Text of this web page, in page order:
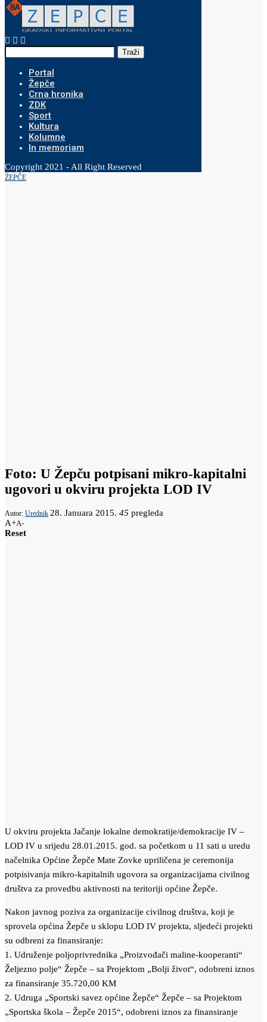
Traži
Portal
Žepče
Crna hronika
ZDK
Sport
Kultura
Kolumne
In memoriam
Copyright 2021 - All Right Reserved
ŽEPČE
Foto: U Žepču potpisani mikro-kapitalni
ugovori u okviru projekta LOD IV
Autor: Urednik 28. Januara 2015. 45 pregleda
A+A-
Reset
U okviru projekta Jačanje lokalne demokratije/demokracije IV –
LOD IV u srijedu 28.01.2015. god. sa početkom u 11 sati u uredu
načelnika Općine Žepče Mate Zovke upriličena je ceremonija
potpisivanja mikro-kapitalnih ugovora sa organizacijama civilnog
društva za provedbu aktivnosti na teritoriji općine Žepče.
Nakon javnog poziva za organizacije civilnog društva, koji je
sprovela općina Žepče u sklopu LOD IV projekta, sljedeći projekti
su odbreni za finansiranje:
1. Udruženje poljoprivrednika „Proizvođači maline-kooperanti“
Željezno polje“ Žepče – sa Projektom „Bolji život“, odobreni iznos
za finansiranje 35.720,00 KM
2. Udruga „Sportski savez općine Žepče“ Žepče – sa Projektom
„Sportska škola – Žepče 2015“, odobreni iznos za finansiranje